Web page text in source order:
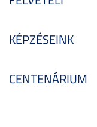
KÉPZÉSEINK
CENTENÁRIUM